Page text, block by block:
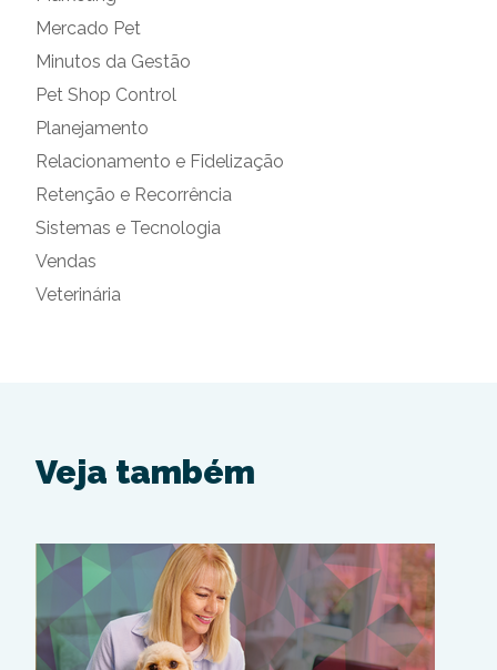
Mercado Pet
Minutos da Gestão
Pet Shop Control
Planejamento
Relacionamento e Fidelização
Retenção e Recorrência
Sistemas e Tecnologia
Vendas
Veterinária
Veja também